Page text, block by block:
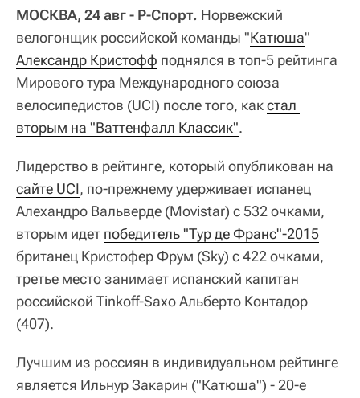
МОСКВА, 24 авг - Р-Спорт. Норвежский
велогонщик российской команды "Катюша"
Александр Кристофф поднялся в топ-5 рейтинга
Мирового тура Международного союза
велосипедистов (UCI) после того, какстал
вторым на "Ваттенфалл Классик".
Лидерство в рейтинге, который опубликован на
сайте UCI, по-прежнему удерживает испанец
Алехандро Вальверде (Movistar) c 532 очками,
вторым идет победитель "Тур де Франс"-2015
британец Кристофер Фрум (Sky) c 422 очками,
третье место занимает испанский капитан
российской Tinkoff-Saxo Альберто Контадор
(407).
Лучшим из россиян в индивидуальном рейтинге
является Ильнур Закарин ("Катюша") - 20-е